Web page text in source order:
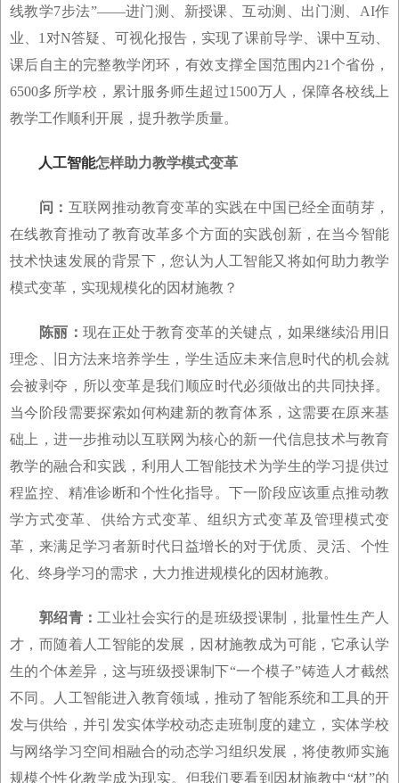
线教学7步法”——进门测、新授课、互动测、出门测、AI作
业、1对N答疑、可视化报告，实现了课前导学、课中互动、
课后自主的完整教学闭环，有效支撑全国范围内21个省份，
6500多所学校，累计服务师生超过1500万人，保障各校线上
教学工作顺利开展，提升教学质量。
人工智能怎样助力教学模式变革
问： 互联网推动教育变革的实践在中国已经全面萌芽，
在线教育推动了教育改革多个方面的实践创新，在当今智能
技术快速发展的背景下，您认为人工智能又将如何助力教学
模式变革，实现规模化的因材施教？
陈丽： 现在正处于教育变革的关键点，如果继续沿用旧
理念、旧方法来培养学生，学生适应未来信息时代的机会就
会被剥夺，所以变革是我们顺应时代必须做出的共同抉择。
当今阶段需要探索如何构建新的教育体系，这需要在原来基
础上，进一步推动以互联网为核心的新一代信息技术与教育
教学的融合和实践，利用人工智能技术为学生的学习提供过
程监控、精准诊断和个性化指导。下一阶段应该重点推动教
学方式变革、供给方式变革、组织方式变革及管理模式变
革，来满足学习者新时代日益增长的对于优质、灵活、个性
化、终身学习的需求，大力推进规模化的因材施教。
郭绍青： 工业社会实行的是班级授课制，批量性生产人
才，而随着人工智能的发展，因材施教成为可能，它承认学
生的个体差异，这与班级授课制下“一个模子”铸造人才截然
不同。人工智能进入教育领域，推动了智能系统和工具的开
发与供给，并引发实体学校动态走班制度的建立，实体学校
与网络学习空间相融合的动态学习组织发展，将使教师实施
规模个性化教学成为现实。但我们要看到因材施教中“材”的